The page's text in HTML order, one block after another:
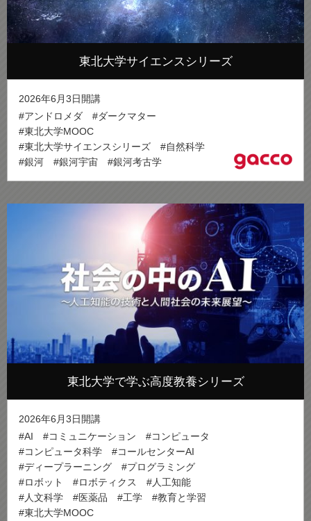
東北大学サイエンスシリーズ
2026年6月3日開講
#アンドロメダ
#ダークマター
#東北大学MOOC
#東北大学サイエンスシリーズ
#自然科学
#銀河
#銀河宇宙 #銀河考古学
東北大学で学ぶ高度教養シリーズ
2026年6月3日開講
#AI
#コミュニケーション
#コンピュータ
#コンピュータ科学
#コールセンターAI
#ディープラーニング
#プログラミング
#ロボット
#ロボティクス
#人工知能
#人文科学
#医薬品 #工学
#教育と学習
#東北大学MOOC